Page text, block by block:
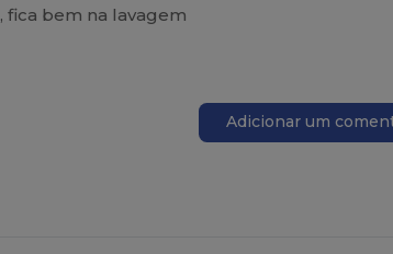
fica bem na lavagem
Adicionar um